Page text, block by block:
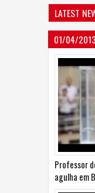
LATEST
elementos
01/04/
Professor
agulha em